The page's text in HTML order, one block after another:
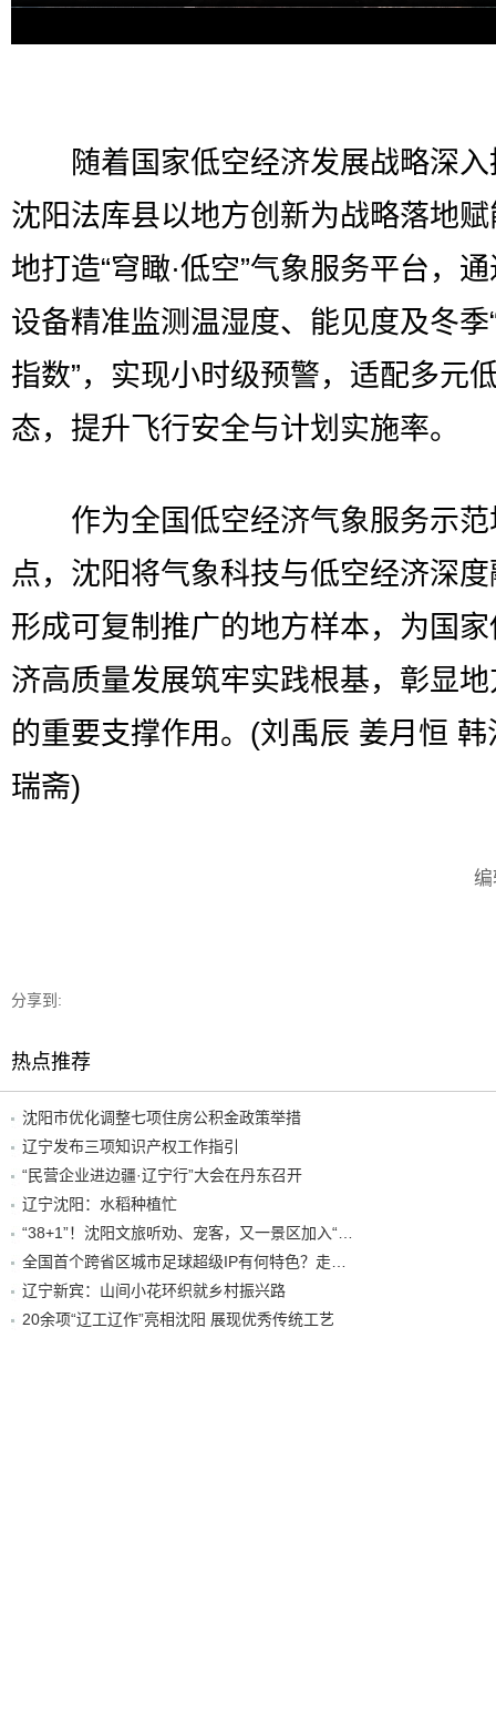
随着国家低空经济发展战略深入
沈阳法库县以地方创新为战略落地
地打造“穹瞰·低空”气象服务平台，
设备精准监测温湿度、能见度及冬季
指数”，实现小时级预警，适配多元
态，提升飞行安全与计划实施率。
作为全国低空经济气象服务示范
点，沈阳将气象科技与低空经济深
形成可复制推广的地方样本，为国
济高质量发展筑牢实践根基，彰显
的重要支撑作用。(刘禹辰 姜月恒 韩
瑞斋)
分享到:
热点推荐
沈阳市优化调整七项住房公积金政策举措
辽宁发布三项知识产权工作指引
“民营企业进边疆·辽宁行”大会在丹东召开
辽宁沈阳：水稻种植忙
辽宁新宾：山间小花环织就乡村振兴路
20余项“辽工辽作”亮相沈阳 展现优秀传统工艺